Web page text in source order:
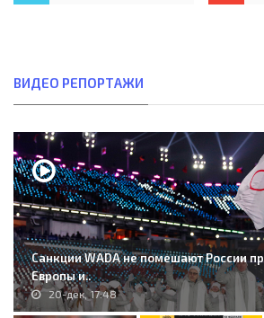
ВИДЕО РЕПОРТАЖИ
Санкции WADA не помешают России
Европы и..
20-дек, 17:48